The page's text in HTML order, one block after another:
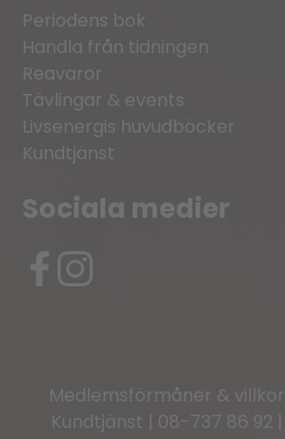
Periodens bok
Handla från tidningen
Reavaror
Tävlingar & events
Livsenergis huvudböcker
Kundtjänst
Sociala medier
Medlemsförmåner & villkor
Kundtjänst | 08-737 86 92 |